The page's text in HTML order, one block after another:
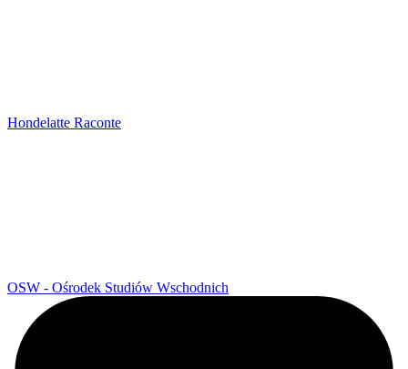
Hondelatte Raconte
OSW - Ośrodek Studiów Wschodnich